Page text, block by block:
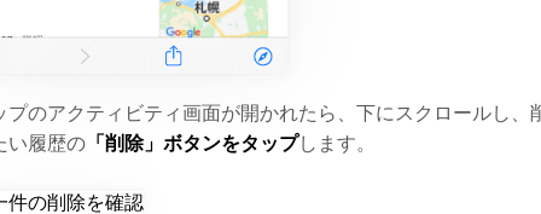
プのアクティビティ画面が開かれたら、下にスクロールし、
い履歴の 「削除」ボタンをタップします。